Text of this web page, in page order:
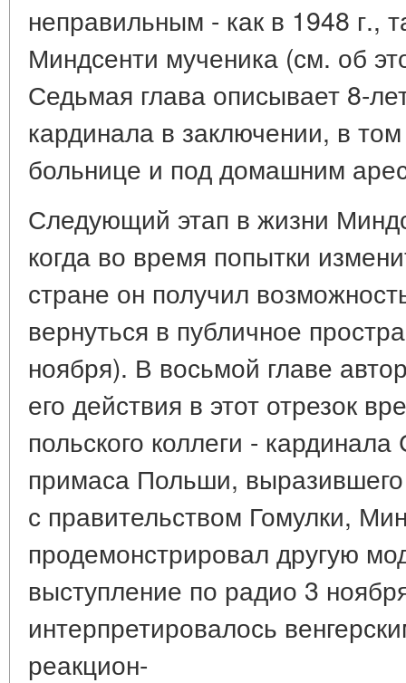
неправильным - как в 1948 г.,
Миндсенти мученика (см. об
Седьмая глава описывает 8-
кардинала в заключении, в
больнице и под домашним
Следующий этап в жизни
когда во время попытки
стране он получил
вернуться в публичное
ноября). В восьмой главе
его действия в этот отрезок
польского коллеги -
примаса Польши, выразившего
с правительством Гомулки,
продемонстрировал другую
выступление по радио 3
интерпретировалось
реакцион-